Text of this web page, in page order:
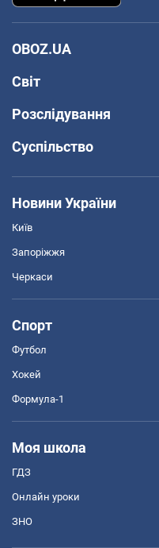
OBOZ.UA
Світ
Розслідування
Суспільство
Новини України
Київ
Запоріжжя
Черкаси
Спорт
Футбол
Хокей
Формула-1
Моя школа
ГДЗ
Онлайн уроки
ЗНО